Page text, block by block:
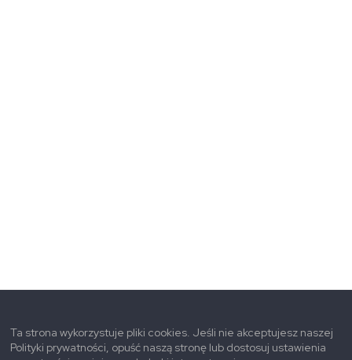
Ta strona wykorzystuje pliki cookies. Jeśli nie akceptujesz naszej
Polityki prywatności, opuść naszą stronę lub dostosuj ustawienia